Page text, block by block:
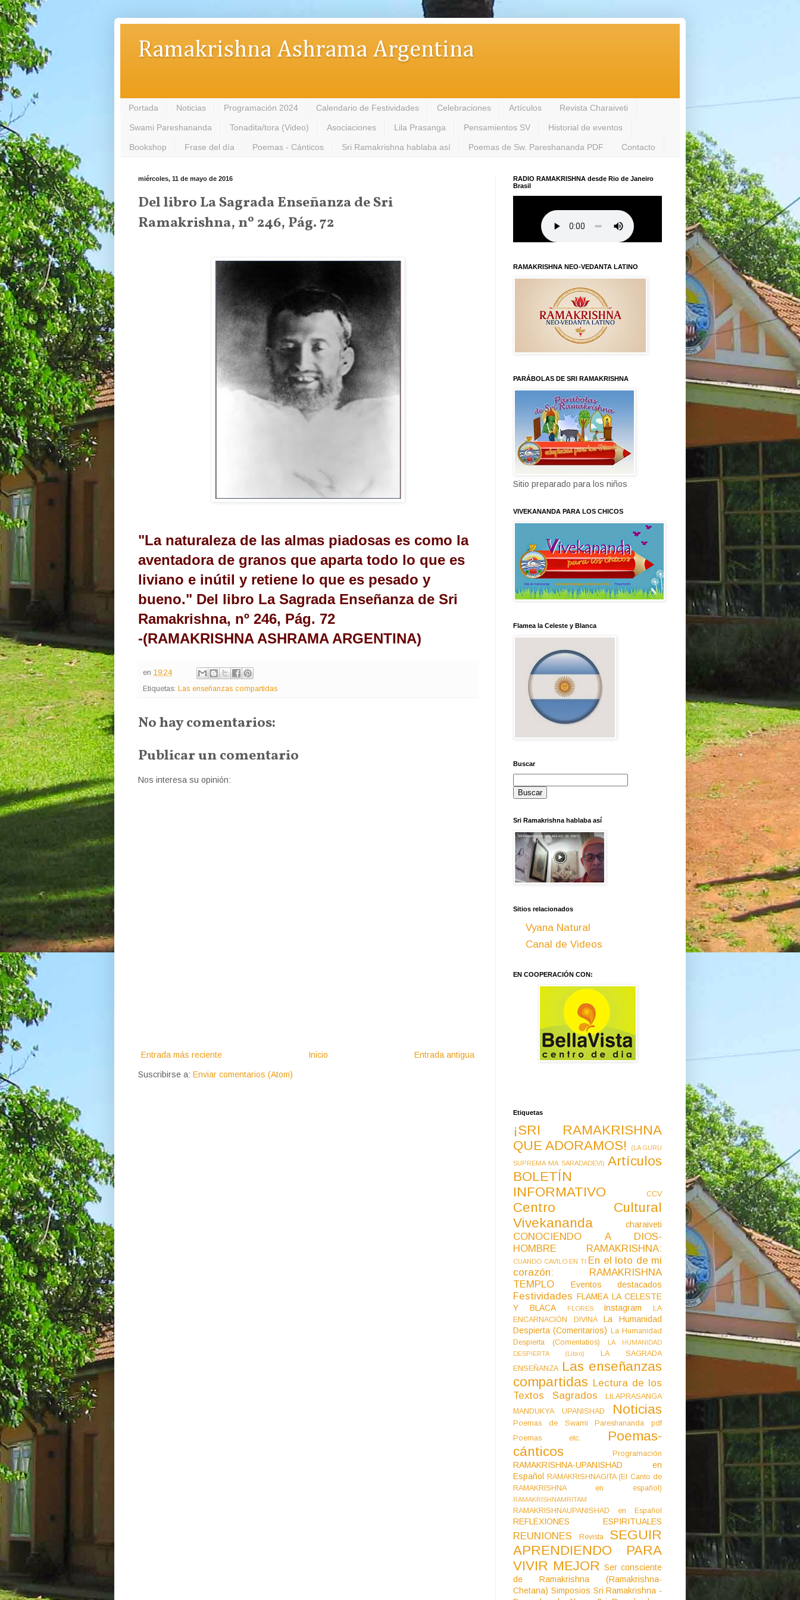
Ramakrishna Ashrama Argentina
Portada Noticias Programación 2024 Calendario de Festividades Celebraciones Artículos Revista Charaiveti
Swami Pareshananda Tonadita/tora (Video) Asociaciones Lila Prasanga Pensamientos SV Historial de eventos
Bookshop Frase del día Poemas - Cánticos Sri Ramakrishna hablaba así Poemas de Sw. Pareshananda PDF Contacto
miércoles, 11 de mayo de 2016
Del libro La Sagrada Enseñanza de Sri
Ramakrishna, nº 246, Pág. 72
"La naturaleza de las almas piadosas es como la
aventadora de granos que aparta todo lo que es
liviano e inútil y retiene lo que es pesado y
bueno." Del libro La Sagrada Enseñanza de Sri
Ramakrishna, nº 246, Pág. 72
-(RAMAKRISHNA ASHRAMA ARGENTINA)
en 19:24
Etiquetas: Las enseñanzas compartidas
No hay comentarios:
Publicar un comentario
Nos interesa su opinión:
Entrada más reciente Entrada antigua
Inicio
Suscribirse a: Enviar comentarios (Atom)
RADIO RAMAKRISHNA desde Rio de Janeiro
Brasil
RAMAKRISHNA NEO-VEDANTA LATINO
PARÁBOLAS DE SRI RAMAKRISHNA
Sitio preparado para los niños
VIVEKANANDA PARA LOS CHICOS
Flamea la Celeste y Blanca
Buscar
Sri Ramakrishna hablaba así
Sitios relacionados
Vyana Natural
Canal de Videos
EN COOPERACIÓN CON:
Etiquetas
¡SRI RAMAKRISHNA
QUE ADORAMOS!
(LA GURU
SUPREMA MA SARADADEVI) Artículos
BOLETÍN
INFORMATIVO
CCV
Centro Cultural
Vivekananda
charaiveti
CONOCIENDO A DIOS-
HOMBRE RAMAKRISHNA:
CUANDO CAVILO EN TI En el loto de mi
corazón: RAMAKRISHNA
TEMPLO
Eventos destacados
Festividades FLAMEA LA CELESTE
Y BLACA
FLORES Instagram
LA
ENCARNACIÓN DIVINA
La Humanidad
Despierta (Comentarios)
La Humanidad
Despierta (Comentatios)
LA HUMANIDAD
DESPIERTA (Libro)
LA SAGRADA
ENSEÑANZA Las enseñanzas
compartidas Lectura de los
Textos Sagrados
LILAPRASANGA
MANDUKYA UPANISHAD
Noticias
Poemas de Swami Pareshananda pdf
Poemas etc.
Poemas-
cánticos
Programación
RAMAKRISHNA-UPANISHAD en
Español
RAMAKRISHNAGITA (El Canto de
RAMAKRISHNA en español)
RAMAKRISHNAMRITAM
RAMAKRISHNAUPANISHAD en Español
REFLEXIONES ESPIRITUALES
REUNIONES Revista
SEGUIR
APRENDIENDO PARA
VIVIR MEJOR Ser consciente
de Ramakrishna (Ramakrishna-
Chetana) Simposios Sri Ramakrishna -